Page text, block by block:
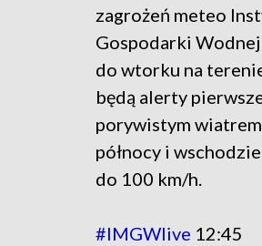
zagrożeń meteo
Gospodarki
do wtorku na
będą alerty
porywistym
północy i
do 100 km/h.
#IMGWlive 12:45